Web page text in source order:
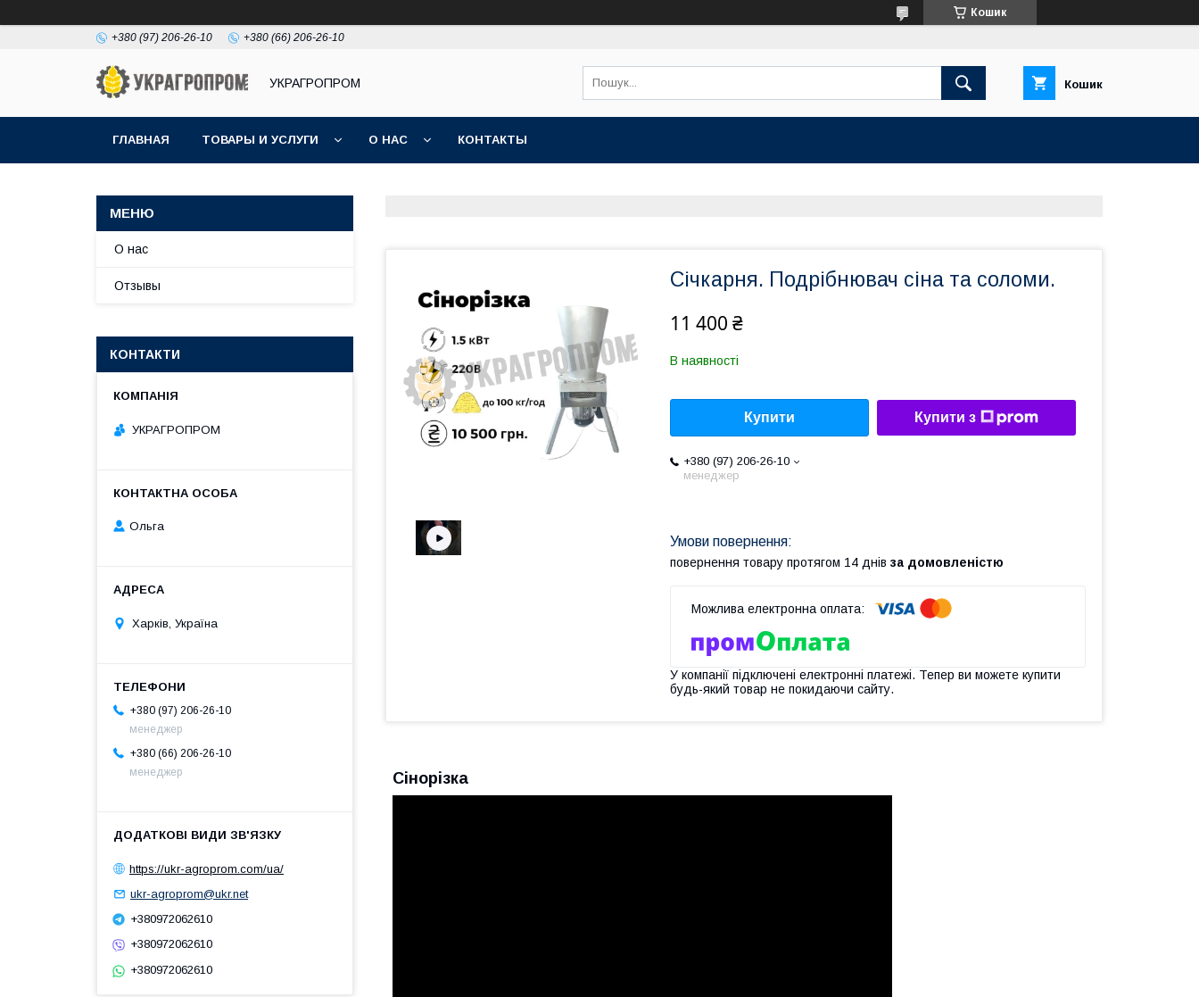
Кошик
+380 (97) 206-26-10 +380 (66) 206-26-10
УКРАГРОПРОМ Кошик
ГЛАВНАЯ ТОВАРЫ И УСЛУГИ О НАС КОНТАКТЫ
Січкарня. Подрібнювач сіна та соломи.
11 400 ₴
В наявності
Купити Купити з
+380 (97) 206-26-10
менеджер
повернення товару протягом 14 днів за домовленістю
У компанії підключені електронні платежі. Тепер ви можете купити
будь-який товар не покидаючи сайту.
Сінорізка
О нас
Отзывы
КОНТАКТИ
УКРАГРОПРОМ
Ольга
Харків, Україна
+380 (97) 206-26-10
менеджер
+380 (66) 206-26-10
менеджер
https://ukr-agroprom.com/ua/
ukr-agroprom@ukr.net
+380972062610
+380972062610
+380972062610